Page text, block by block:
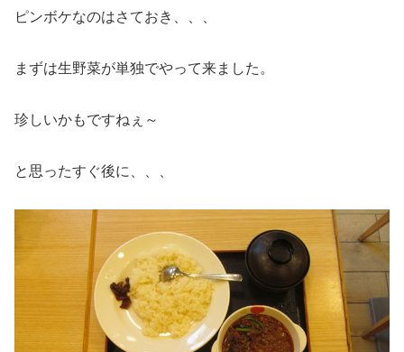
ピンボケなのはさておき、、、
まずは生野菜が単独でやって来ました。
珍しいかもですねぇ～
と思ったすぐ後に、、、